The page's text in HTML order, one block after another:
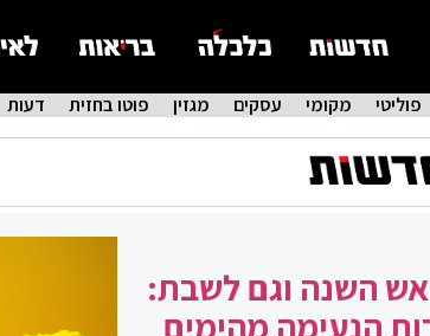
פוליטי מקומי עסקים מגזין פוטו בחזית דעות
השנה וגם לשבת:
הנעימה מהימים